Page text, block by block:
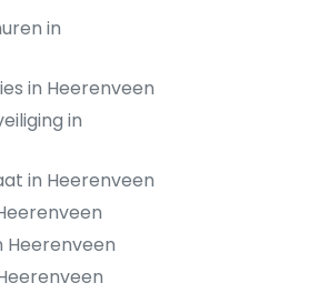
in
in Heerenveen
in
in Heerenveen
Heerenveen